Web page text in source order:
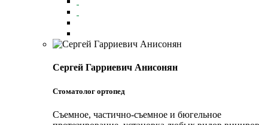
Сергей Гарриевич Анисонян
Стоматолог ортопед
Съемное, частично-съемное и бюгельное